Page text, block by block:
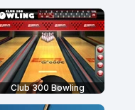
Club 300 Bowling